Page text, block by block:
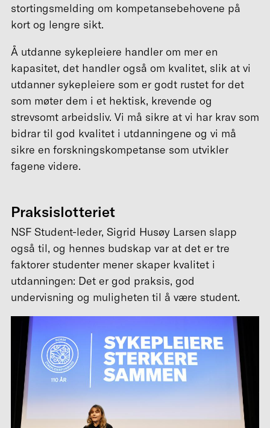
stortingsmelding om kompetansebehovene på
kort og lengre sikt.
Å utdanne sykepleiere handler om mer en
kapasitet, det handler også om kvalitet, slik at vi
utdanner sykepleiere som er godt rustet for det
som møter dem i et hektisk, krevende og
strevsomt arbeidsliv. Vi må sikre at vi har krav som
bidrar til god kvalitet i utdanningene og vi må
sikre en forskningskompetanse som utvikler
fagene videre.
Praksislotteriet
NSF Student-leder, Sigrid Husøy Larsen slapp
også til, og hennes budskap var at det er tre
faktorer studenter mener skaper kvalitet i
utdanningen: Det er god praksis, god
undervisning og muligheten til å være student.